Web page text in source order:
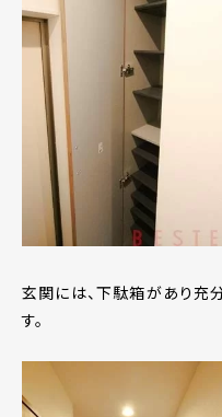
玄関には、下駄箱があり充
す。